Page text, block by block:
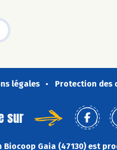
légales Protection des
sur
Biocoop Gaia (47130) est